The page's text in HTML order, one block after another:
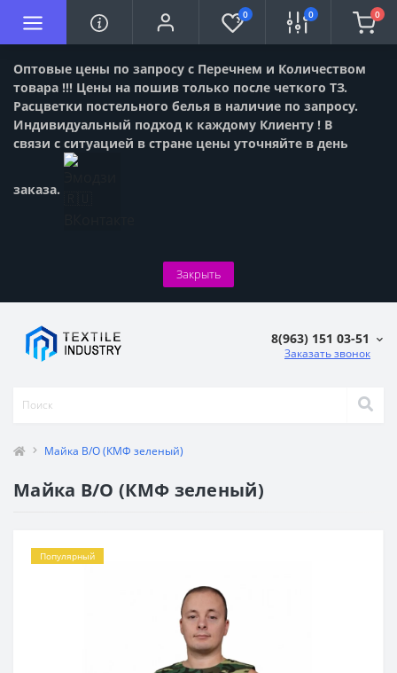
Оптовые цены по запросу с Перечнем и Количеством
товара !!! Цены на пошив только после четкого ТЗ.
Расцветки постельного белья в наличие по запросу.
Индивидуальный подход к каждому Клиенту ! В
связи с ситуацией в стране цены уточняйте в день
заказа.
Закрыть
0 0 0
8(963) 151 03-51
Заказать звонок
Майка В/О (КМФ зеленый)
Майка В/О (КМФ зеленый)
Популярный